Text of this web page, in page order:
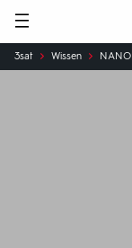
Hauptnavigation
Sie
sind
3sat Wissen NANO